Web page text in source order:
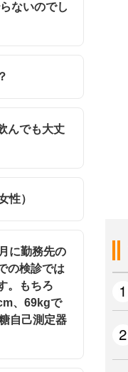
ないのでし
んでも大丈
性）
に勤務先の
の検診では
。もちろ
、69kgで
自己測定器